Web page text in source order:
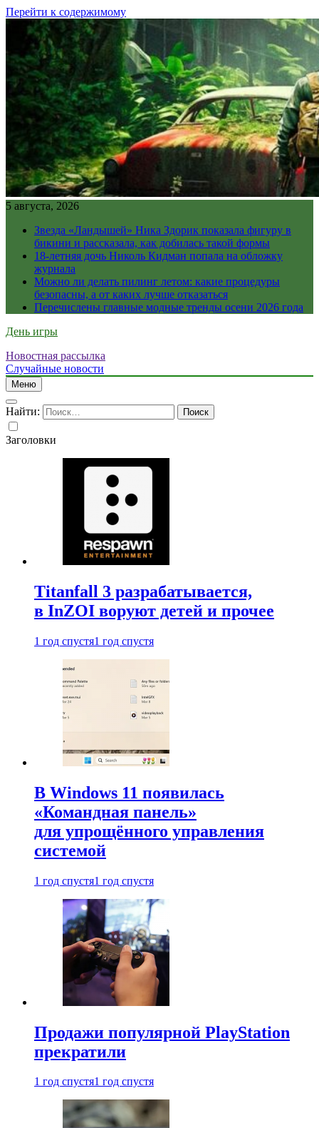
Перейти к содержимому
5 августа, 2026
Звезда «Ландышей» Ника Здорик показала фигуру в
бикини и рассказала, как добилась такой формы
18-летняя дочь Николь Кидман попала на обложку
журнала
Можно ли делать пилинг летом: какие процедуры
безопасны, а от каких лучше отказаться
Перечислены главные модные тренды осени 2026 года
День игры
Новостная рассылка
Случайные новости
Меню
Найти:
Заголовки
Titanfall 3 разрабатывается,
в InZOI воруют детей и прочее
1 год спустя1 год спустя
В Windows 11 появилась
«Командная панель»
для упрощённого управления
системой
1 год спустя1 год спустя
Продажи популярной PlayStation
прекратили
1 год спустя1 год спустя